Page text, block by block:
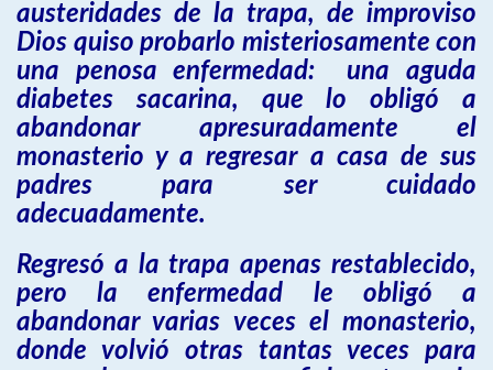
austeridades de la trapa, de improviso
Dios quiso probarlo misteriosamente con
una penosa enfermedad: una aguda
diabetes sacarina, que lo obligó a
abandonar apresuradamente el
monasterio y a regresar a casa de sus
padres para ser cuidado
adecuadamente.
Regresó a la trapa apenas restablecido,
pero la enfermedad le obligó a
abandonar varias veces el monasterio,
donde volvió otras tantas veces para